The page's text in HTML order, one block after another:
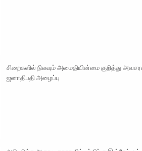
சிறைகளில் நிலவும் அமைதியின்மை குறித்து
ஜனாதிபதி அழைப்பு